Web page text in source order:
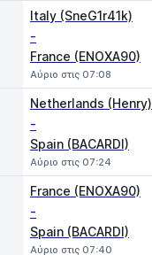
Italy (SneG1r41k)
-
France (ENOXA90)
Αύριο στις 07:08
Netherlands (Henry)
-
Spain (BACARDI)
Αύριο στις 07:24
France (ENOXA90)
-
Spain (BACARDI)
Αύριο στις 07:40